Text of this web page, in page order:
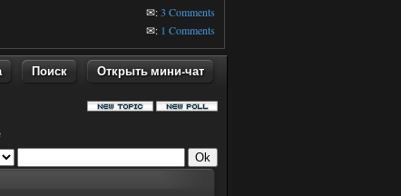
✉:3 Comments
✉: 1 Comments
Поиск Открыть мини-чат